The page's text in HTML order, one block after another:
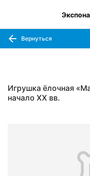
Вернуться
Игрушка ёлочная
начало ХХ вв.